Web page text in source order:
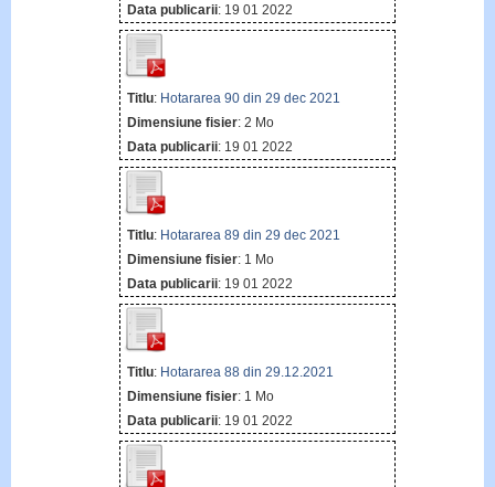
Data publicarii: 19 01 2022
Titlu: Hotararea 90 din 29 dec 2021
Dimensiune fisier: 2 Mo
Data publicarii: 19 01 2022
Titlu: Hotararea 89 din 29 dec 2021
Dimensiune fisier: 1 Mo
Data publicarii: 19 01 2022
Titlu: Hotararea 88 din 29.12.2021
Dimensiune fisier: 1 Mo
Data publicarii: 19 01 2022